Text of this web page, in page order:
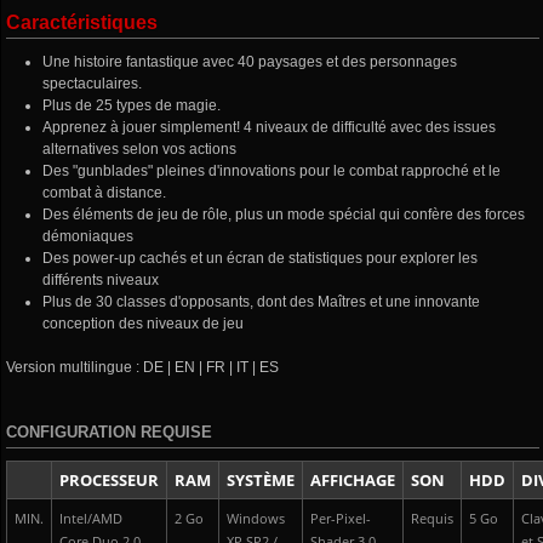
Caractéristiques
Une histoire fantastique avec 40 paysages et des personnages
spectaculaires.
Plus de 25 types de magie.
Apprenez à jouer simplement! 4 niveaux de difficulté avec des issues
alternatives selon vos actions
Des "gunblades" pleines d'innovations pour le combat rapproché et le
combat à distance.
Des éléments de jeu de rôle, plus un mode spécial qui confère des forces
démoniaques
Des power-up cachés et un écran de statistiques pour explorer les
différents niveaux
Plus de 30 classes d'opposants, dont des Maîtres et une innovante
conception des niveaux de jeu
Version multilingue : DE | EN | FR | IT | ES
CONFIGURATION REQUISE
PROCESSEUR RAM SYSTÈME AFFICHAGE SON HDD
MIN.
Intel/AMD
2 Go
Windows
Per-Pixel-
Requis 5 Go